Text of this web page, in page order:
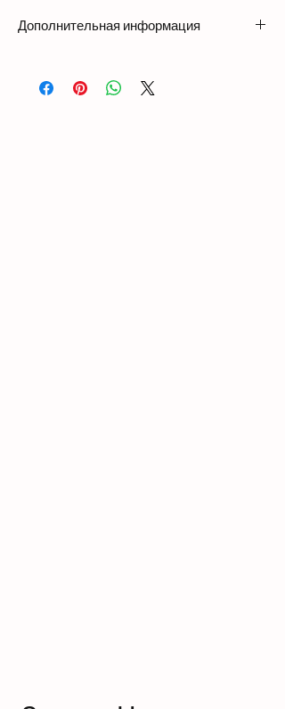
Дополнительная информация